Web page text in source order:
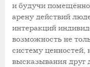
и будучи
арену действий
интеракций
возможность не
систему ценностей,
высказывания друг